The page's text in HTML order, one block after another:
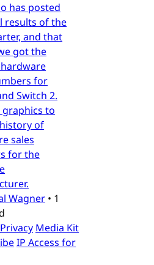
has posted
results of the
and that
got the
for
Switch 2.
graphics to
of
sales
for the
Wagner • 1
Privacy Media Kit
IP Access for